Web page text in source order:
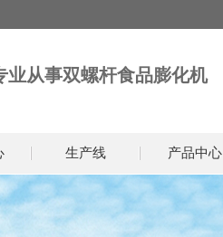
业从事双螺杆食品膨化机
生产线 产品中心